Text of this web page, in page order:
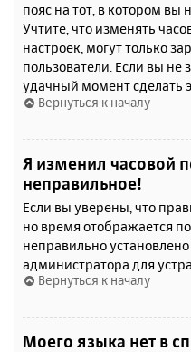
пояс на тот, в котором вы
Учтите, что изменять
настроек, могут только
пользователи. Если вы не
удачный момент сделать
Вернуться к началу
Я изменил часовой
неправильное!
Если вы уверены, что
но время отображается
неправильно
администратора для
Вернуться к началу
Моего языка нет в